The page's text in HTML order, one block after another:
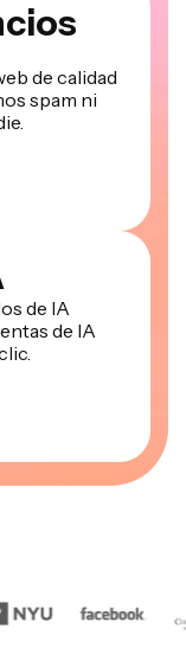
de calidad
spam ni
de IA
de IA